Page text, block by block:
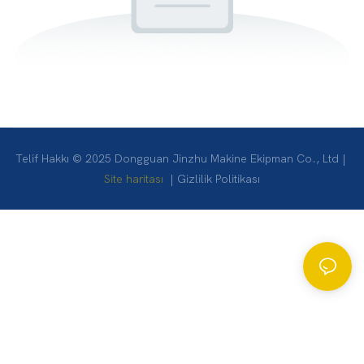
Telif Hakkı © 2025 Dongguan Jinzhu Makine Ekipman Co., Ltd |
Site haritası
| Gizlilik Politikası